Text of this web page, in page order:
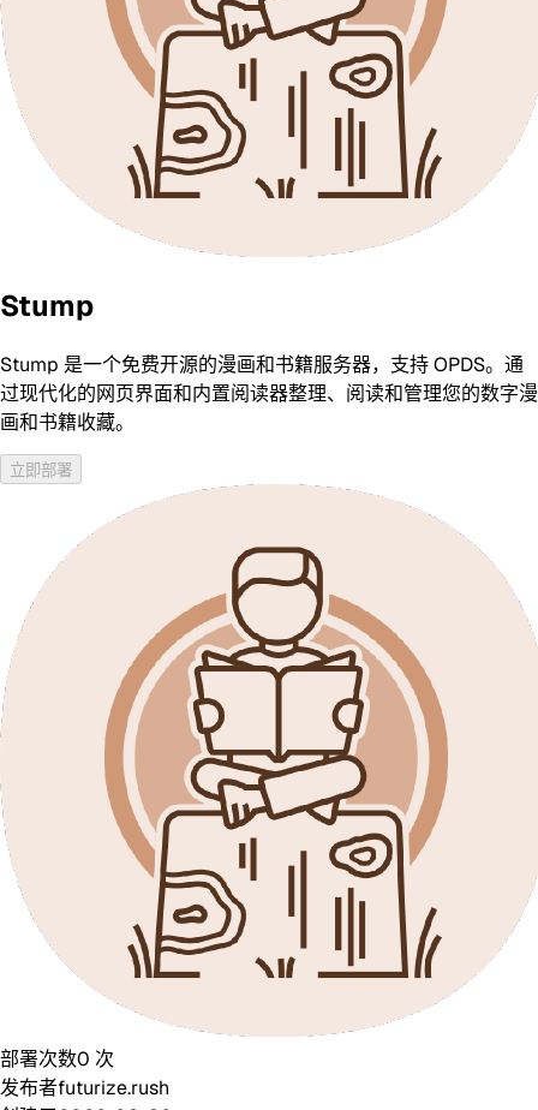
Stump
Stump 是一个免费开源的漫画和书籍服务器，支持 OPDS。通
过现代化的网页界面和内置阅读器整理、阅读和管理您的数字漫
画和书籍收藏。
立即部署
部署次数0 次
发布者futurize.rush